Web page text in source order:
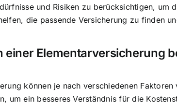
und Risiken zu berücksichtigen, um
die passende Versicherung zu finden
einer Elementarversicherung
können je nach verschiedenen
um ein besseres Verständnis für die